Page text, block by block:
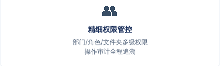
👥
精细权限管控
部门/角色/文件夹多级权限
操作审计全程追溯